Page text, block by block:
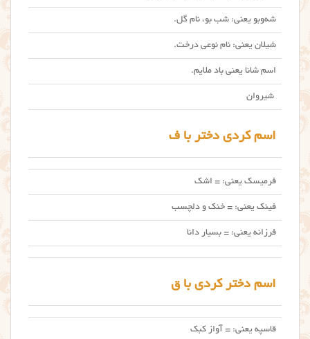
شه‌وبو یعنی: شب بو، نام گل.
شیلان یعنی: نام نوعی درخت.
اسم شانا یعنی باد ملایم.
شیروان
اسم کردی دختر با ف
فرمیسک یعنی: = اشک
فینک یعنی: = خنک و دلچسب
فرزانه یعنی: = بسیار دانا
اسم دختر کردی با ق
قاسپه یعنی: = آواز کبک